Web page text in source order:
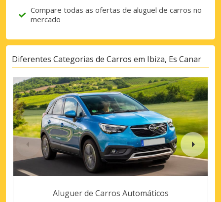
Compare todas as ofertas de aluguel de carros no
mercado
Diferentes Categorias de Carros em Ibiza, Es Canar
Aluguer de Carros Automáticos